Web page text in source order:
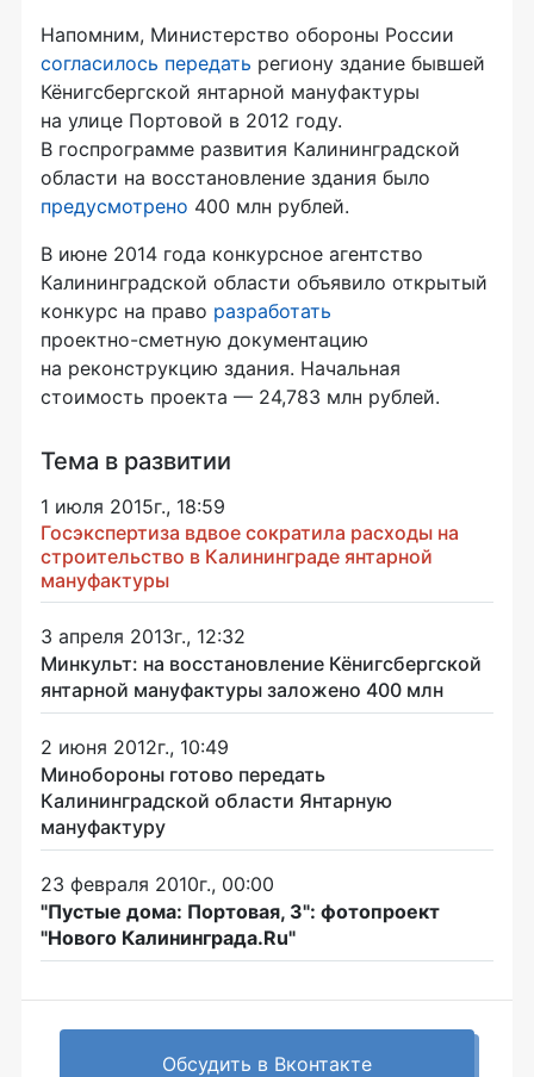
Напомним, Министерство обороны России
согласилось передать региону здание бывшей
Кёнигсбергской янтарной мануфактуры
на улице Портовой в 2012 году.
В госпрограмме развития Калининградской
области на восстановление здания было
предусмотрено 400 млн рублей.
В июне 2014 года конкурсное агентство
Калининградской области объявило открытый
конкурс на право разработать
проектно-сметную документацию
на реконструкцию здания. Начальная
стоимость проекта — 24,783 млн рублей.
Тема в развитии
1 июля 2015г., 18:59
Госэкспертиза вдвое сократила расходы на
строительство в Калининграде янтарной
мануфактуры
3 апреля 2013г., 12:32
Минкульт: на восстановление Кёнигсбергской
янтарной мануфактуры заложено 400 млн
2 июня 2012г., 10:49
Минобороны готово передать
Калининградской области Янтарную
мануфактуру
23 февраля 2010г., 00:00
"Пустые дома: Портовая, 3": фотопроект
"Нового Калининграда.Ru"
Обсудить в Вконтакте